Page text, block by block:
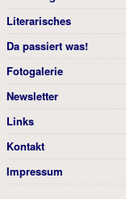
Literarisches
Da passiert was!
Fotogalerie
Newsletter
Links
Kontakt
Impressum